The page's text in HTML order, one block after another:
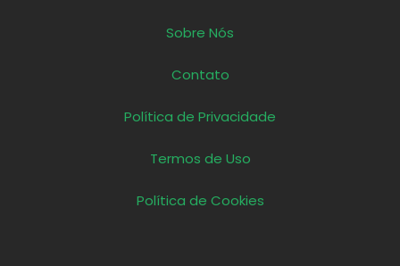
Sobre Nós
Contato
Política de Privacidade
Termos de Uso
Política de Cookies